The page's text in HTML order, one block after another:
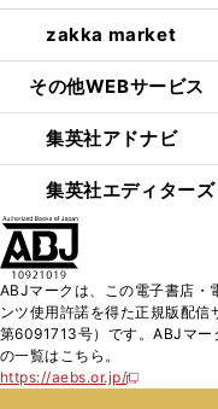
zakka market
その他WEBサービス
集英社アドナビ
集英社エディター
ABJマークは、この電子書店・
ンツ使用許諾を得た正規版配
第6091713号）です。ABJマー
の一覧はこちら。
https://aebs.or.jp/
新